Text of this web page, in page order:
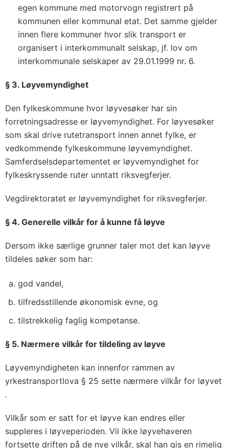
egen kommune med motorvogn registrert på
kommunen eller kommunal etat. Det samme gjelder
innen flere kommuner hvor slik transport er
organisert i interkommunalt selskap, jf. lov om
interkommunale selskaper av 29.01.1999 nr. 6.
§ 3. Løyvemyndighet
Den fylkeskommune hvor løyvesøker har sin
forretningsadresse er løyvemyndighet. For løyvesøker
som skal drive rutetransport innen annet fylke, er
vedkommende fylkeskommune løyvemyndighet.
Samferdselsdepartementet er løyvemyndighet for
fylkeskryssende ruter unntatt riksvegferjer.
Vegdirektoratet er løyvemyndighet for riksvegferjer.
§ 4. Generelle vilkår for å kunne få løyve
Dersom ikke særlige grunner taler mot det kan løyve
tildeles søker som har:
god vandel,
tilfredsstillende økonomisk evne, og
tilstrekkelig faglig kompetanse.
§ 5. Nærmere vilkår for tildeling av løyve
Løyvemyndigheten kan innenfor rammen av
yrkestransportlova § 25 sette nærmere vilkår for løyvet
.
Vilkår som er satt for et løyve kan endres eller
suppleres i løyveperioden. Vil ikke løyvehaveren
fortsette driften på de nye vilkår, skal han gis en rimelig